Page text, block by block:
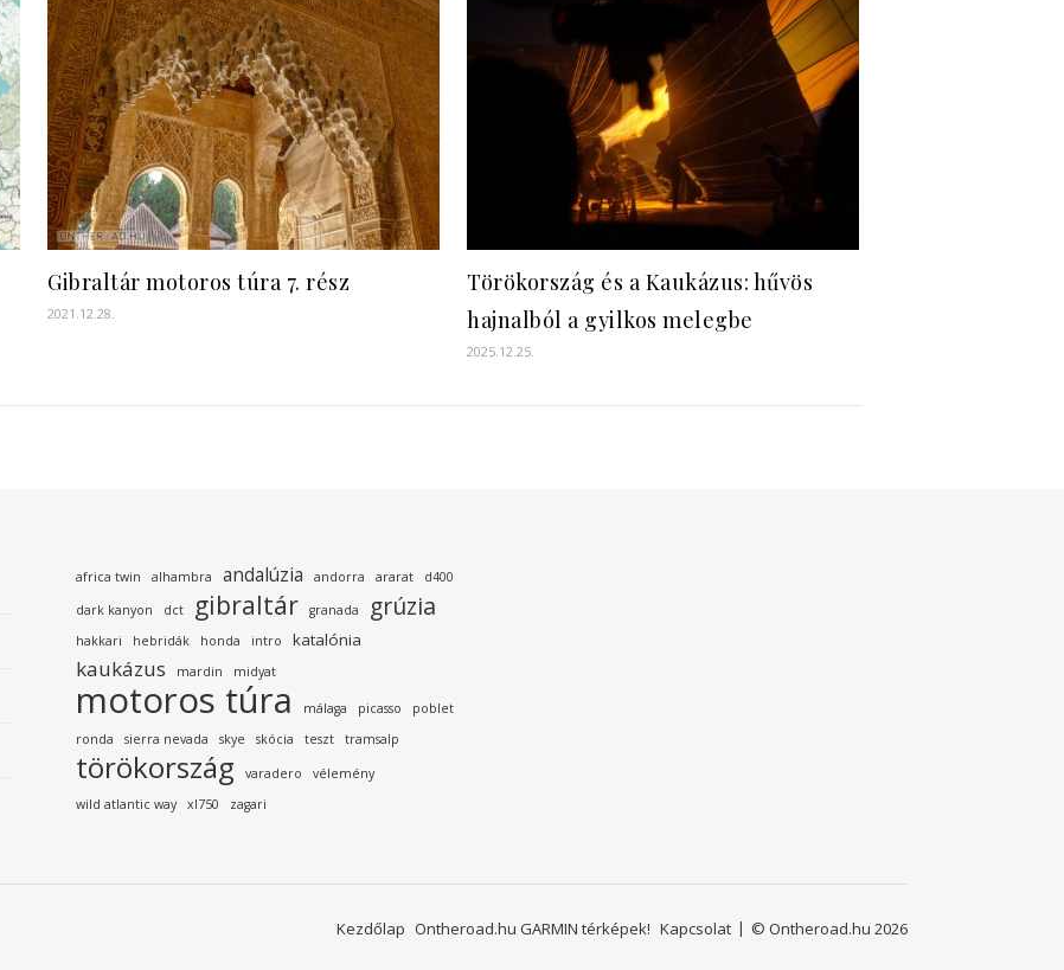
Gibraltár motoros túra 7. rész
2021.12.28.
Törökország és a Kaukázus: hűvös
hajnalból a gyilkos melegbe
2025.12.25.
africa twin alhambra andalúzia andorra ararat
d400
dark kanyon
dct gibraltár granada grúzia
hakkari hebridák honda intro katalónia
kaukázus mardin midyat
motoros túra málaga picasso
poblet
ronda
sierra nevada skye skócia teszt tramsalp
törökország varadero
vélemény
wild atlantic way
xl750 zagari
© Ontheroad.hu 2026
Kezdőlap Ontheroad.hu GARMIN térképek! Kapcsolat